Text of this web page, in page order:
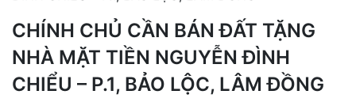
CHÍNH CHỦ CẦN BÁN ĐẤT TẶNG
NHÀ MẶT TIỀN NGUYỄN ĐÌNH
CHIỂU – P.1, BẢO LỘC, LÂM ĐỒNG